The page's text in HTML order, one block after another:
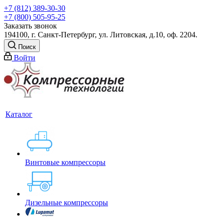
+7 (812) 389-30-30
+7 (800) 505-95-25
Заказать звонок
194100, г. Санкт-Петербург, ул. Литовская, д.10, оф. 2204.
Поиск
Войти
Каталог
Винтовые компрессоры
Дизельные компрессоры